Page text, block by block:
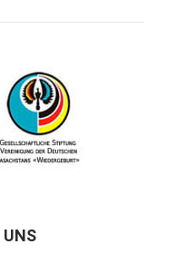
UNS